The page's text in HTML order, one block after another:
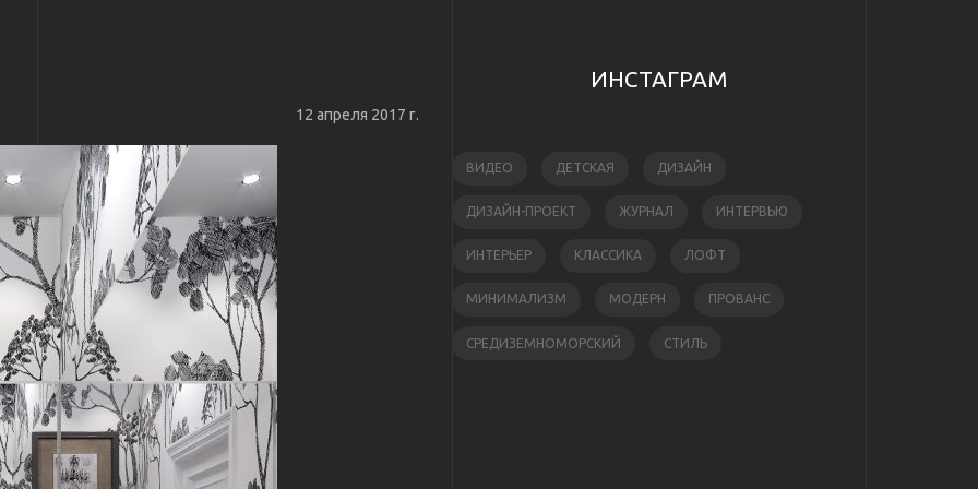
12 апреля 2017 г.
ИНСТАГРАМ
ВИДЕО ДЕТСКАЯ ДИЗАЙН
ДИЗАЙН-ПРОЕКТ ЖУРНАЛ ИНТЕРВЬЮ
ИНТЕРЬЕР КЛАССИКА ЛОФТ
МИНИМАЛИЗМ МОДЕРН ПРОВАНС
СРЕДИЗЕМНОМОРСКИЙ СТИЛЬ